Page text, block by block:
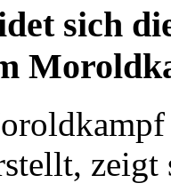
sich
zeigt